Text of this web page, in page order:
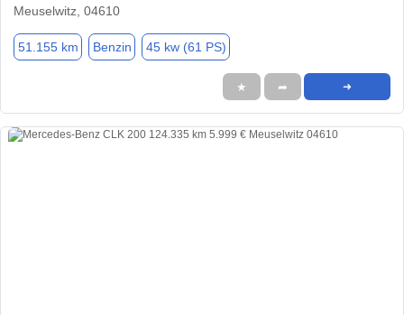
Meuselwitz, 04610
51.155 km Benzin 45 kw (61 PS)
★ ➦ ➜